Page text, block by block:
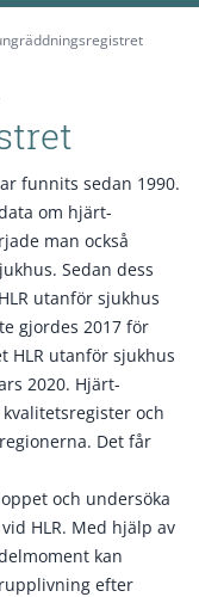
funnits sedan 1990.
om hjärt-
man också
Sedan dess
utanför sjukhus
gjordes 2017 för
HLR utanför sjukhus
2020. Hjärt-
och
Det får
och undersöka
HLR. Med hjälp av
kan
efter